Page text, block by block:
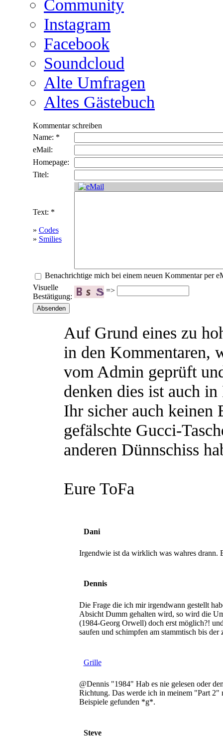
Community
Instagram
Facebook
Soundcloud
Alte Umfragen
Altes Gästebuch
Kommentar schreiben
Name: *
eMail:
Homepage:
Titel:
Text: *
» Codes
» Smilies
Benachrichtige mich bei einem neuen Kommentar per
Visuelle
Bestätigung:
=>
Auf Grund eines zu
in den Kommentaren,
vom Admin geprüft
denken dies ist auch in
Ihr sicher auch keinen
gefälschte Gucci-
anderen Dünnschiss
Eure ToFa
Dani
Irgendwie ist da wirklich was wahres drann.
Dennis
Die Frage die ich mir irgendwann gestellt
Absicht Dumm gehalten wird, so wird die
(1984-Georg Orwell) doch erst möglich?!
saufen und schimpfen am stammtisch bis
Grille
@Dennis "1984" Hab es nie gelesen oder
Richtung. Das werde ich in meinem "Part 2"
Beispiele gefunden *g*.
Steve